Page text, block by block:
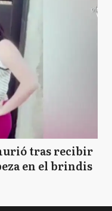
tras recibir
en el brindis